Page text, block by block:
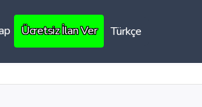
Ücretsiz İlan Ver Türkçe